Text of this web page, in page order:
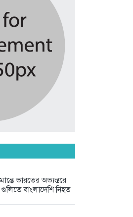
জালে আটকা পড়ে...
ও হত্যা...
আমিশা এখনও
আপনার হৃদরোগের...
করতে গেল ১১...
ভারতের অভ্যন্তরে
বাংলাদেশি নিহত